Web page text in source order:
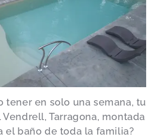
tener en solo una semana, tu
Vendrell, Tarragona, montada
el baño de toda la familia?